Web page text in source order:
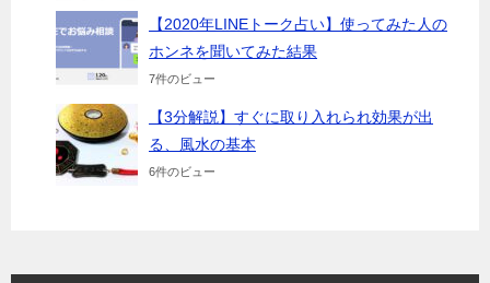
【2020年LINEトーク占い】使ってみた人の
ホンネを聞いてみた結果
7件のビュー
【3分解説】すぐに取り入れられ効果が出
る、風水の基本
6件のビュー